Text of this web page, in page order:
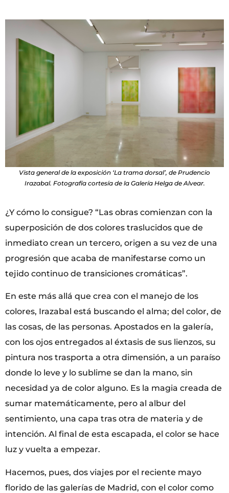
Vista general de la exposición ‘La trama dorsal’, de Prudencio
Irazabal. Fotografía cortesía de la Galería Helga de Alvear.
¿Y cómo lo consigue? “Las obras comienzan con la
superposición de dos colores traslucidos que de
inmediato crean un tercero, origen a su vez de una
progresión que acaba de manifestarse como un
tejido continuo de transiciones cromáticas”.
En este más allá que crea con el manejo de los
colores, Irazabal está buscando el alma; del color, de
las cosas, de las personas. Apostados en la galería,
con los ojos entregados al éxtasis de sus lienzos, su
pintura nos trasporta a otra dimensión, a un paraíso
donde lo leve y lo sublime se dan la mano, sin
necesidad ya de color alguno. Es la magia creada de
sumar matemáticamente, pero al albur del
sentimiento, una capa tras otra de materia y de
intención. Al final de esta escapada, el color se hace
luz y vuelta a empezar.
Hacemos, pues, dos viajes por el reciente mayo
florido de las galerías de Madrid, con el color como